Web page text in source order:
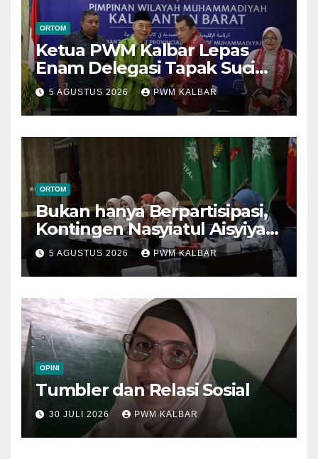
ORTOM
Ketua PWM Kalbar Lepas
Enam Delegasi Tapak Suci
Menuju Muktamar XVI di
Semarang
5 AGUSTUS 2026 PWM KALBAR
ORTOM
Bukan hanya Berpartisipasi,
Kontingen Nasyiatul Aisyiyah
Kalbar Perjuangkan Program
di Muktamar XV
5 AGUSTUS 2026 PWM KALBAR
OPINI
Tumbler dan Relasi Sosial
30 JULI 2026 PWM KALBAR